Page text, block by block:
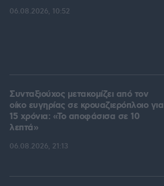
06.08.2026, 10:52
Συνταξιούχος μετακομίζει από τον
οίκο ευγηρίας σε κρουαζιερόπλοιο για
15 χρόνια: «Το αποφάσισα σε 10
λεπτά»
06.08.2026, 21:13